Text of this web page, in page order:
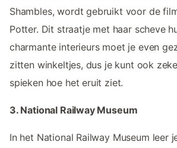
Shambles, wordt gebruikt voor de
Potter. Dit straatje met haar scheve
charmante interieurs moet je even
zitten winkeltjes, dus je kunt ook
spieken hoe het eruit ziet.
3. National Railway Museum
In het National Railway Museum leer